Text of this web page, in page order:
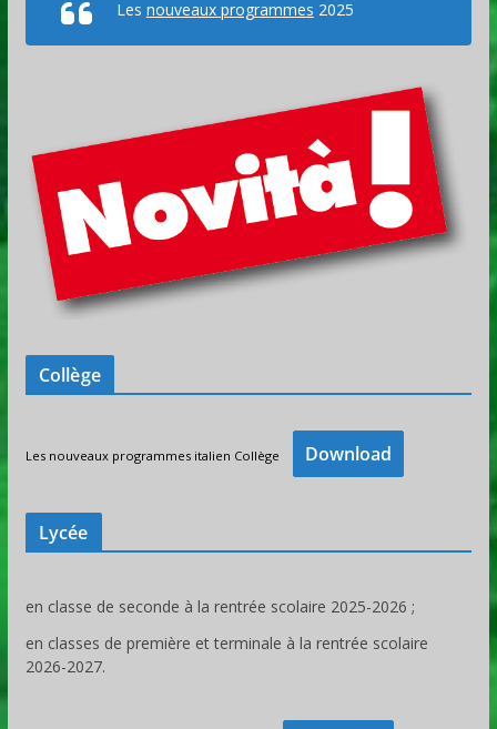
Les nouveaux programmes 2025
Collège
Les nouveaux programmes italien Collège Download
Lycée
en classe de seconde à la rentrée scolaire 2025-2026 ;
en classes de première et terminale à la rentrée scolaire
2026-2027.